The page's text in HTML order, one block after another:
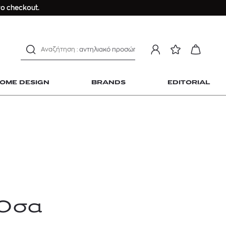
checkout.
DESIGN BRANDS EDITORIAL
Longchamp Le Pliage
αντηλιακό προσώπου